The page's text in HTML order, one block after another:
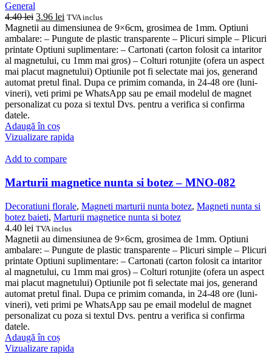
General
4.40lei Prețul
inițial
a
fost:
4.40 lei.
3.96 lei Prețul
curent
este:
3.96 lei.
TVA inclus
Magnetii au dimensiunea de 9×6cm, grosimea de 1mm. Optiuni
ambalare: – Pungute de plastic transparente – Plicuri simple – Plicuri
printate Optiuni suplimentare: – Cartonati (carton folosit ca intaritor
al magnetului, cu 1mm mai gros) – Colturi rotunjite (ofera un aspect
mai placut magnetului) Optiunile pot fi selectate mai jos, generand
automat pretul final. Dupa ce primim comanda, in 24-48 ore (luni-
vineri), veti primi pe WhatsApp sau pe email modelul de magnet
personalizat cu poza si textul Dvs. pentru a verifica si confirma
datele.
Adaugă în coș
Vizualizare rapida
Add to compare
Marturii magnetice nunta si botez – MNO-082
Decoratiuni florale, Magneti marturii nunta botez, Magneti nunta si
botez baieti, Marturii magnetice nunta si botez
4.40 lei TVA inclus
Magnetii au dimensiunea de 9×6cm, grosimea de 1mm. Optiuni
ambalare: – Pungute de plastic transparente – Plicuri simple – Plicuri
printate Optiuni suplimentare: – Cartonati (carton folosit ca intaritor
al magnetului, cu 1mm mai gros) – Colturi rotunjite (ofera un aspect
mai placut magnetului) Optiunile pot fi selectate mai jos, generand
automat pretul final. Dupa ce primim comanda, in 24-48 ore (luni-
vineri), veti primi pe WhatsApp sau pe email modelul de magnet
personalizat cu poza si textul Dvs. pentru a verifica si confirma
datele.
Adaugă în coș
Vizualizare rapida